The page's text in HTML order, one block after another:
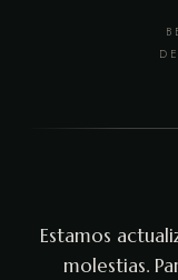
Estamos
molestias.